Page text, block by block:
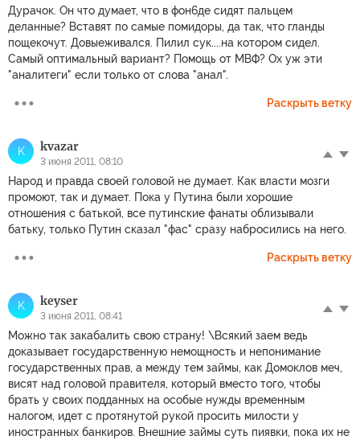
Дурачок. Он что думает, что в фон6де сидят пальцем
деланные? Вставят по самые помидоры, да так, что гланды
пощекочут. Довыеживался. Пилил сук....на котором сидел.
Самый оптимальный вариант? Помощь от МВФ? Ох уж эти
"аналитеги" если только от слова "анал".
Раскрыть ветку
K kvazar
3 июня 2011, 08:10
Народ и правда своей головой не думает. Как власти мозги
промоют, так и думает. Пока у Путина были хорошие
отношения с батькой, все путинские фанаты облизывали
батьку, только Путин сказал "фас" сразу набросились на него.
Раскрыть ветку
K keyser
3 июня 2011, 08:41
Можно так закабалить свою страну! \Всякий заем ведь
доказывает государственную немощность и непонимание
государственных прав, а между тем займы, как Домоклов меч,
висят над головой правителя, который вместо того, чтобы
брать у своих подданных на особые нужды временным
налогом, идет с протянутой рукой просить милости у
иностранных банкиров. Внешние займы суть пиявки, пока их не